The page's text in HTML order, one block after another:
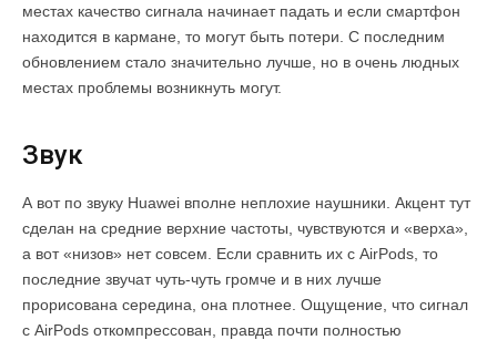
местах качество сигнала начинает падать и если смартфон
находится в кармане, то могут быть потери. С последним
обновлением стало значительно лучше, но в очень людных
местах проблемы возникнуть могут.
Звук
А вот по звуку Huawei вполне неплохие наушники. Акцент тут
сделан на средние верхние частоты, чувствуются и «верха»,
а вот «низов» нет совсем. Если сравнить их с AirPods, то
последние звучат чуть-чуть громче и в них лучше
прорисована середина, она плотнее. Ощущение, что сигнал
с AirPods откомпрессован, правда почти полностью